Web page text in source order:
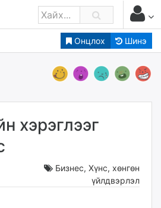
Онцлох Шинэ
хэрэглээг
Бизнес, Хүнс, хөнгөн
үйлдвэрлэл